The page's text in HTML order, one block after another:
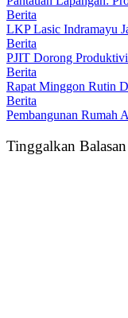
Berita
LKP Lasic Indramayu
Berita
PJIT Dorong
Berita
Rapat Minggon Rutin
Berita
Pembangunan Rumah
Tinggalkan Balasan